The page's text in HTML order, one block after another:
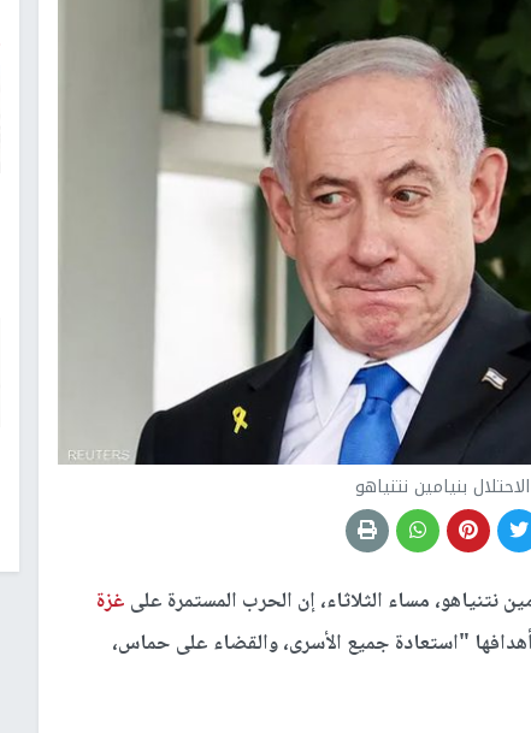
بنيامين نتنياهو
نتنياهو، مساء الثلاثاء، إن الحرب المستمرة على غزة
"استعادة جميع الأسرى، والقضاء على حماس،